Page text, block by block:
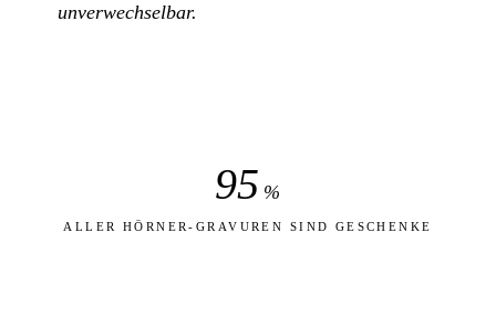
unverwechselbar.
95 %
ALLER HÖRNER-GRAVUREN SIND GESCHENKE